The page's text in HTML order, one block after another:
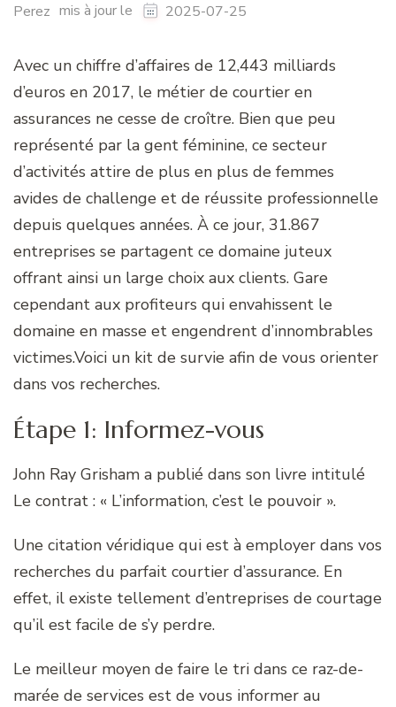
Perez mis à jour le 2025-07-25
Avec un chiffre d’affaires de 12,443 milliards
d’euros en 2017, le métier de courtier en
assurances ne cesse de croître. Bien que peu
représenté par la gent féminine, ce secteur
d’activités attire de plus en plus de femmes
avides de challenge et de réussite professionnelle
depuis quelques années. À ce jour, 31.867
entreprises se partagent ce domaine juteux
offrant ainsi un large choix aux clients. Gare
cependant aux profiteurs qui envahissent le
domaine en masse et engendrent d’innombrables
victimes.Voici un kit de survie afin de vous orienter
dans vos recherches.
Étape 1: Informez-vous
John Ray Grisham a publié dans son livre intitulé
Le contrat : « L’information, c’est le pouvoir ».
Une citation véridique qui est à employer dans vos
recherches du parfait courtier d’assurance. En
effet, il existe tellement d’entreprises de courtage
qu’il est facile de s’y perdre.
Le meilleur moyen de faire le tri dans ce raz-de-
marée de services est de vous informer au